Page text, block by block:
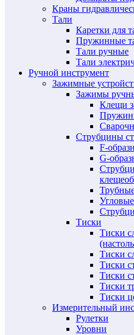
Краны
Тали
Каретки для
Пружинные
Тали ручные
Тали
Ручной инструмент
Зажимные
Зажимы
Клещи
Струбцины
F-
G-
Тиски
Тиски
Тиски
Тиски
Тиски
Тиски
Тиски
Измерительный
Рулетки
Уровни